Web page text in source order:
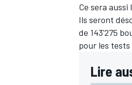
Ce sera
Ils seront
de 143'275
pour les tests
Lire